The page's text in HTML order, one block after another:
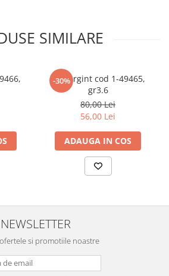
SIMILARE
-30%
Inel argint cod 1-49465,
gr3.6
80,00 Lei
56,00 Lei
ADAUGA IN COS
NEWSLETTER
si promotiile noastre